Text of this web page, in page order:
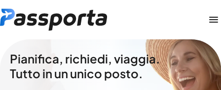
Pianifica, richiedi, viaggia.
Tutto in un unico posto.